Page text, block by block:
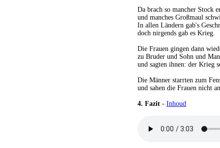
Da brach so mancher Stock
und manches Großmaul
In allen Ländern gab's
doch nirgends gab es Krieg.
Die Frauen gingen dann
zu Bruder und Sohn und
und sagten ihnen: der Krieg
Die Männer starrten zum
und sahen die Frauen nicht
4. Fazit - Inhoud